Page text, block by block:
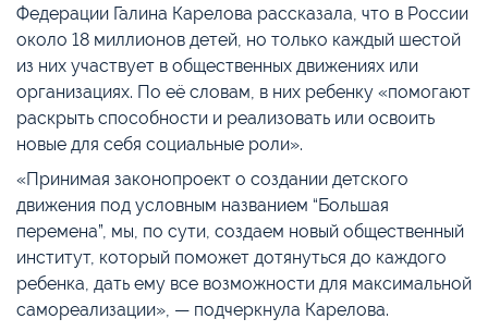
Федерации Галина Карелова рассказала, что в России
около 18 миллионов детей, но только каждый шестой
из них участвует в общественных движениях или
организациях. По её словам, в них ребенку «помогают
раскрыть способности и реализовать или освоить
новые для себя социальные роли».
«Принимая законопроект о создании детского
движения под условным названием “Большая
перемена”, мы, по сути, создаем новый общественный
институт, который поможет дотянуться до каждого
ребенка, дать ему все возможности для максимальной
самореализации», — подчеркнула Карелова.